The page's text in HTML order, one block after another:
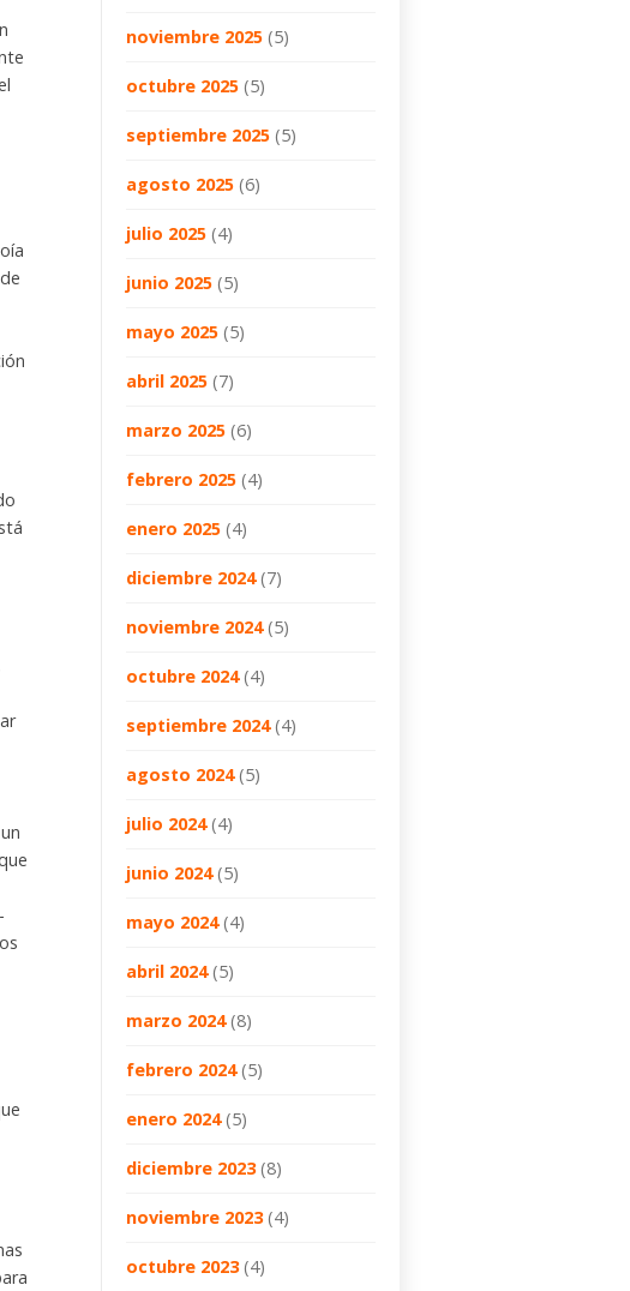
noviembre 2025 (5)
octubre 2025 (5)
septiembre 2025 (5)
agosto 2025 (6)
julio 2025 (4)
junio 2025 (5)
mayo 2025 (5)
abril 2025 (7)
marzo 2025 (6)
febrero 2025 (4)
enero 2025 (4)
diciembre 2024(7)
noviembre 2024(5)
octubre 2024(4)
septiembre 2024(4)
agosto 2024(5)
julio 2024(4)
junio 2024(5)
mayo 2024(4)
abril 2024(5)
marzo 2024(8)
febrero 2024(5)
enero 2024(5)
diciembre 2023(8)
noviembre 2023(4)
octubre 2023(4)